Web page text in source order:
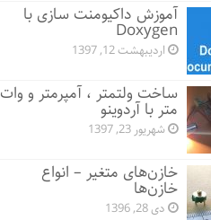
آموزش داکیومنت سازی با
Doxygen
اردیبهشت 12, 1397
ساخت ولتمتر ، آمپرمتر و وات
متر با آردوینو
شهریور 23, 1397
خازن‌های متغیر – انواع
خازن‌ها
دی 28, 1396